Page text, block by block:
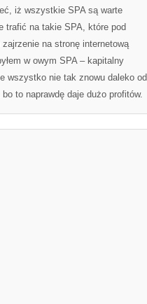
iż wszystkie SPA są warte
trafić na takie SPA, które pod
na stronę internetową
w owym SPA – kapitalny
wszystko nie tak znowu daleko od
to naprawdę daje dużo profitów.